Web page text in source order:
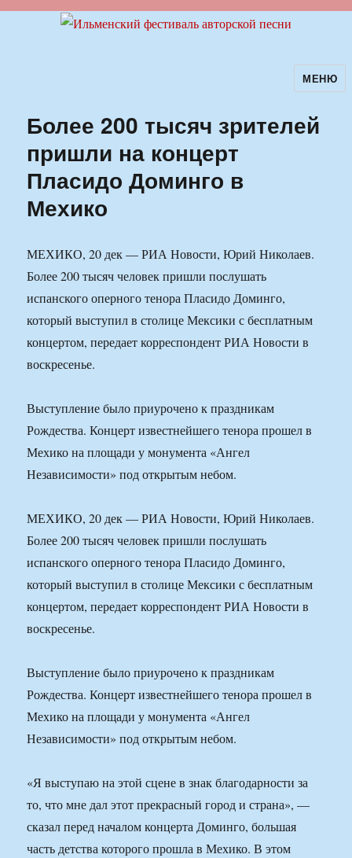
Ильменский фестиваль авторскойМЕНЮ
Более 200 тысяч зрителей
пришли на концерт
Пласидо Доминго в
Мехико
МЕХИКО, 20 дек — РИА Новости, Юрий Николаев.
Более 200 тысяч человек пришли послушать
испанского оперного тенора Пласидо Доминго,
который выступил в столице Мексики с бесплатным
концертом, передает корреспондент РИА Новости в
воскресенье.
Выступление было приурочено к праздникам
Рождества. Концерт известнейшего тенора прошел в
Мехико на площади у монумента «Ангел
Независимости» под открытым небом.
МЕХИКО, 20 дек — РИА Новости, Юрий Николаев.
Более 200 тысяч человек пришли послушать
испанского оперного тенора Пласидо Доминго,
который выступил в столице Мексики с бесплатным
концертом, передает корреспондент РИА Новости в
воскресенье.
Выступление было приурочено к праздникам
Рождества. Концерт известнейшего тенора прошел в
Мехико на площади у монумента «Ангел
Независимости» под открытым небом.
«Я выступаю на этой сцене в знак благодарности за
то, что мне дал этот прекрасный город и страна», —
сказал перед началом концерта Доминго, большая
часть детства которого прошла в Мехико. В этом